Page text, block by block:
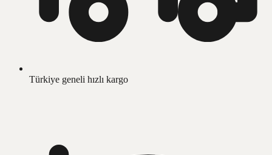
Türkiye geneli hızlı kargo